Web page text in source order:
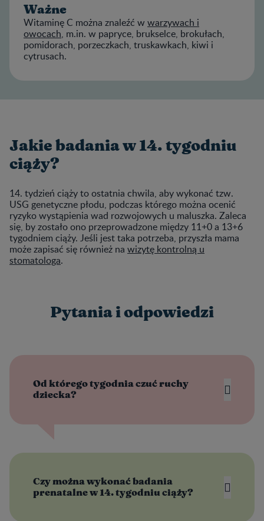
Ważne
Witaminę C można znaleźć w warzywach i
owocach, m.in. w papryce, brukselce, brokułach,
pomidorach, porzeczkach, truskawkach, kiwi i
cytrusach.
Jakie badania w 14. tygodniu
ciąży?
14. tydzień ciąży to ostatnia chwila, aby wykonać tzw.
USG genetyczne płodu, podczas którego można ocenić
ryzyko wystąpienia wad rozwojowych u maluszka. Zaleca
się, by zostało ono przeprowadzone między 11+0 a 13+6
tygodniem ciąży. Jeśli jest taka potrzeba, przyszła mama
może zapisać się również na wizytę kontrolną u
stomatologa.
Pytania i odpowiedzi
Od którego tygodnia czuć ruchy
dziecka?
Czy można wykonać badania
prenatalne w 14. tygodniu ciąży?